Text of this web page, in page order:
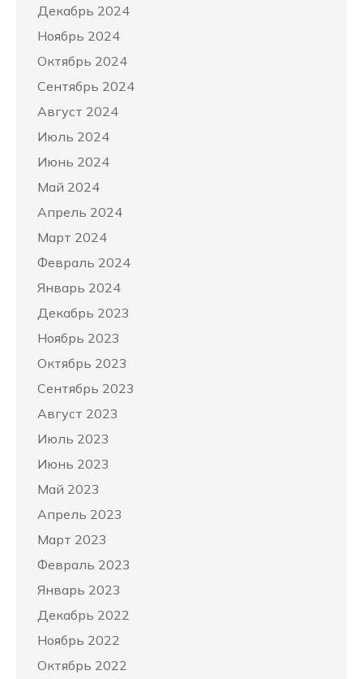
Декабрь 2024
Ноябрь 2024
Октябрь 2024
Сентябрь 2024
Август 2024
Июль 2024
Июнь 2024
Май 2024
Апрель 2024
Март 2024
Февраль 2024
Январь 2024
Декабрь 2023
Ноябрь 2023
Октябрь 2023
Сентябрь 2023
Август 2023
Июль 2023
Июнь 2023
Май 2023
Апрель 2023
Март 2023
Февраль 2023
Январь 2023
Декабрь 2022
Ноябрь 2022
Октябрь 2022